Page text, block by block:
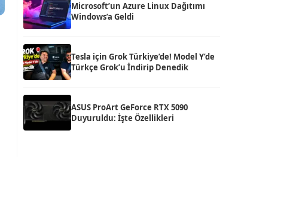
Microsoft’un Azure Linux Dağıtımı
Windows’a Geldi
Tesla için Grok Türkiye’de! Model Y’de
Türkçe Grok’u İndirip Denedik
ASUS ProArt GeForce RTX 5090
Duyuruldu: İşte Özellikleri